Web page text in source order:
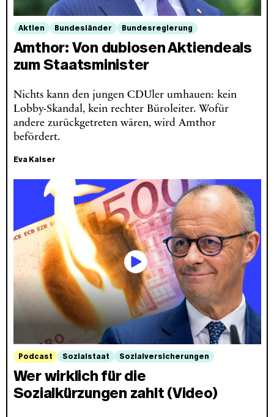
Aktien Bundesländer Bundesregierung
Amthor: Von dubiosen Aktiendeals
zum Staatsminister
Nichts kann den jungen CDUler umhauen: kein
Lobby-Skandal, kein rechter Büroleiter. Wofür
andere zurückgetreten wären, wird Amthor
befördert.
Eva Kaiser
Podcast Sozialstaat Sozialversicherungen
Wer wirklich für die
Sozialkürzungen zahlt (Video)